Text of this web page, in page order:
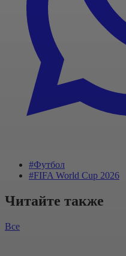
#Футбол
#FIFA World Cup 2026
Читайте также
Все